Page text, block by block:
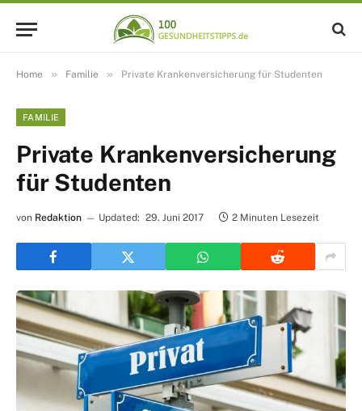
Home » Familie » Private Krankenversicherung für Studenten
FAMILIE
Private Krankenversicherung
für Studenten
von Redaktion Updated: 29. Juni 2017 2 Minuten Lesezeit